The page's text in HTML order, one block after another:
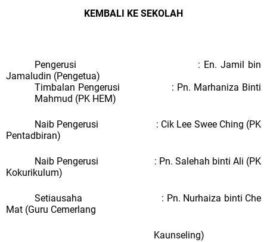
KEMBALI KE SEKOLAH
Pengerusi : En. Jamil bin
Jamaludin (Pengetua)
Timbalan Pengerusi : Pn. Marhaniza Binti
Mahmud (PK HEM)
Naib Pengerusi : Cik Lee Swee Ching (PK
Pentadbiran)
Naib Pengerusi : Pn. Salehah binti Ali (PK
Kokurikulum)
Setiausaha : Pn. Nurhaiza binti Che
Mat (Guru Cemerlang
Kaunseling)